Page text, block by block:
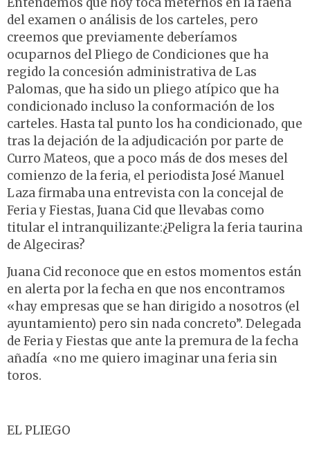
del examen o análisis de los carteles, pero
creemos que previamente deberíamos
ocuparnos del Pliego de Condiciones que ha
regido la concesión administrativa de Las
Palomas, que ha sido un pliego atípico que ha
condicionado incluso la conformación de los
carteles. Hasta tal punto los ha condicionado, que
tras la dejación de la adjudicación por parte de
Curro Mateos, que a poco más de dos meses del
comienzo de la feria, el periodista José Manuel
Laza firmaba una entrevista con la concejal de
Feria y Fiestas, Juana Cid que llevabas como
titular el intranquilizante:¿Peligra la feria taurina
de Algeciras?
Juana Cid reconoce que en estos momentos están
en alerta por la fecha en que nos encontramos
«hay empresas que se han dirigido a nosotros (el
ayuntamiento) pero sin nada concreto”. Delegada
de Feria y Fiestas que ante la premura de la fecha
añadía «no me quiero imaginar una feria sin
toros.
EL PLIEGO